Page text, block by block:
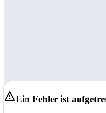
Ein Fehler ist